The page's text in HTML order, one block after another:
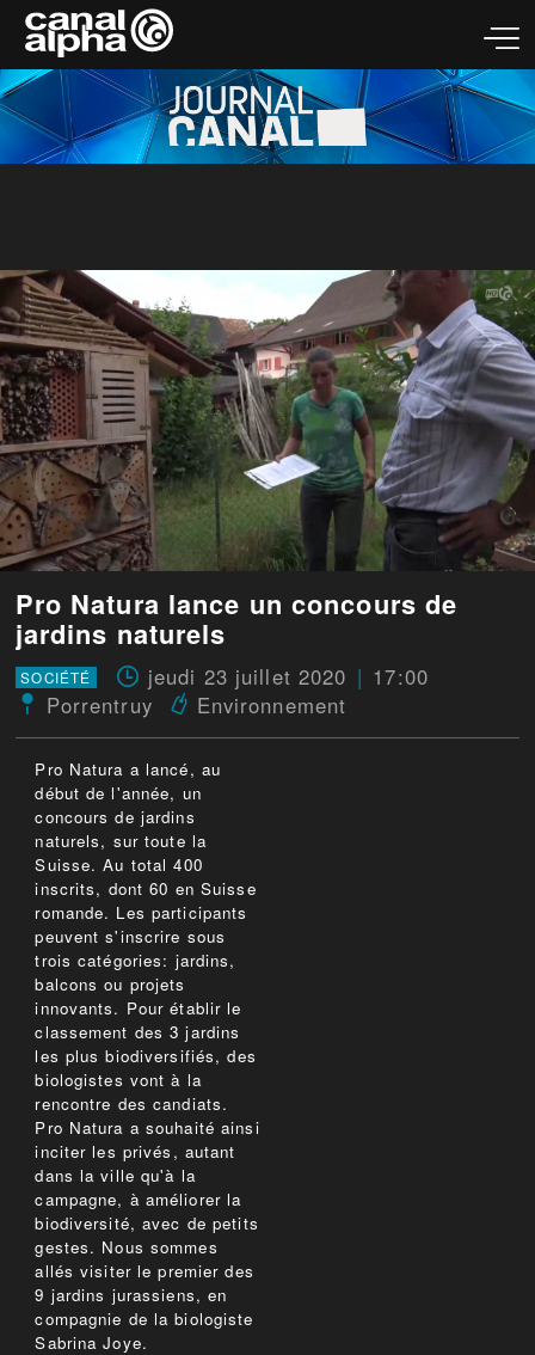
Pro Natura lance un concours de
jardins naturels
SOCIÉTÉ jeudi 23 juillet 2020
17:00
Porrentruy
Environnement
Pro Natura a lancé, au
début de l'année, un
concours de jardins
naturels, sur toute la
Suisse. Au total 400
inscrits, dont 60 en Suisse
romande. Les participants
peuvent s'inscrire sous
trois catégories: jardins,
balcons ou projets
innovants. Pour établir le
classement des 3 jardins
les plus biodiversifiés, des
biologistes vont à la
rencontre des candiats.
Pro Natura a souhaité ainsi
inciter les privés, autant
dans la ville qu'à la
campagne, à améliorer la
biodiversité, avec de petits
gestes. Nous sommes
allés visiter le premier des
9 jardins jurassiens, en
compagnie de la biologiste
Sabrina Joye.